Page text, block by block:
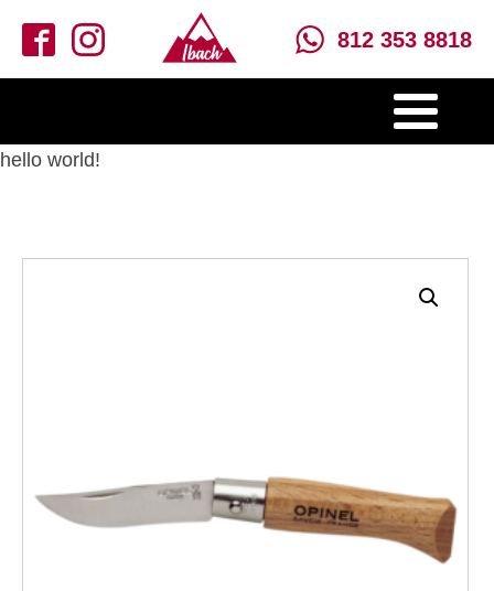
812 353 8818
hello world!